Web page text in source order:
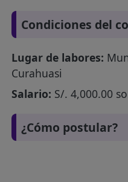
Condiciones del
Lugar de labores:
Curahuasi
Salario: S/. 4,000.00
¿Cómo postular?